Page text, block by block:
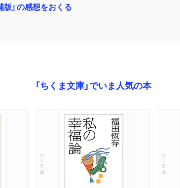
』の感想をおくる
「ちくま文庫」でいま人気の本
ちくま文庫 ちくま文庫